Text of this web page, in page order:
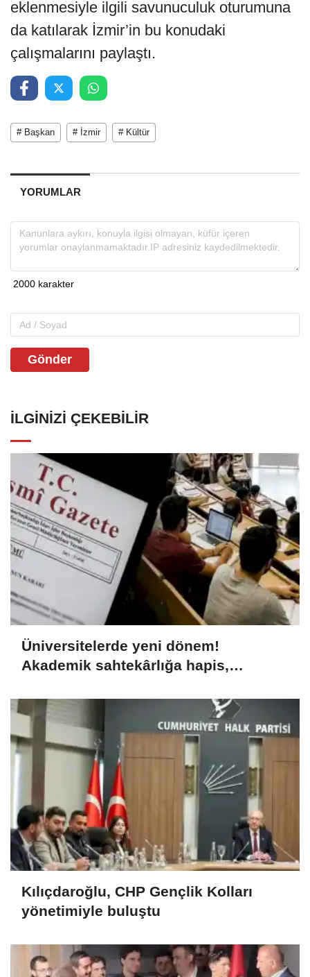
eklenmesiyle ilgili savunuculuk oturumuna
da katılarak İzmir’in bu konudaki
çalışmalarını paylaştı.
# Başkan # İzmir # Kültür
YORUMLAR
Gönder
İLGINIZI ÇEKEBILIR
Üniversitelerde yeni dönem!
Akademik sahtekârlığa hapis,
Kılıçdaroğlu, CHP Gençlik Kolları
yönetimiyle buluştu